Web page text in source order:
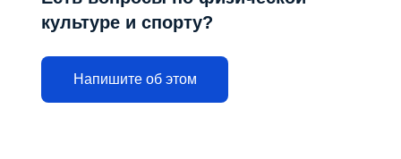
культуре и спорту?
Напишите об этом